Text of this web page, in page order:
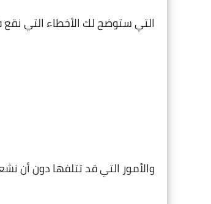
التي ستوضح لك الأخطاء التي نقع
والأمور التي قد تتلفها دون أن